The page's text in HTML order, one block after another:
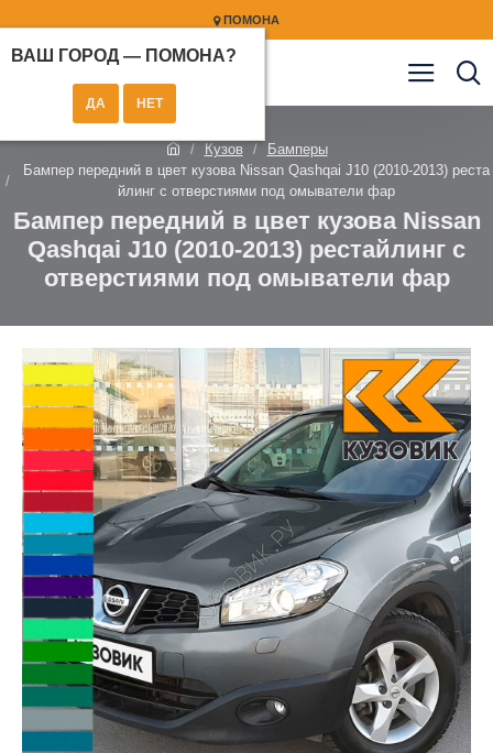
ПОМОНА
ВАШ ГОРОД — ПОМОНА?
Кузов
Бамперы
Бампер передний в цвет кузова Nissan Qashqai J10 (2010-2013) реста
йлинг с отверстиями под омыватели фар
Бампер передний в цвет кузова Nissan
Qashqai J10 (2010-2013) рестайлинг с
отверстиями под омыватели фар